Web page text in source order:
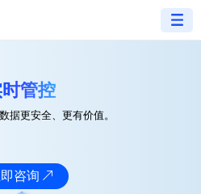
管控
据更安全、更有价值。
咨询